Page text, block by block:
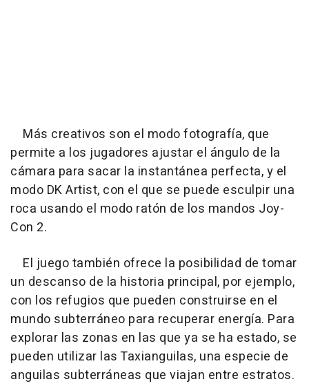
Más creativos son el modo fotografía, que
permite a los jugadores ajustar el ángulo de la
cámara para sacar la instantánea perfecta, y el
modo DK Artist, con el que se puede esculpir una
roca usando el modo ratón de los mandos Joy-
Con 2.
El juego también ofrece la posibilidad de tomar
un descanso de la historia principal, por ejemplo,
con los refugios que pueden construirse en el
mundo subterráneo para recuperar energía. Para
explorar las zonas en las que ya se ha estado, se
pueden utilizar las Taxianguilas, una especie de
anguilas subterráneas que viajan entre estratos.